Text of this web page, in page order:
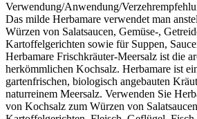
Verwendung/Anwendung/
Das milde Herbamare verwendet man
Würzen von Salatsaucen, Gemüse-,
Kartoffelgerichten sowie für Suppen,
Herbamare Frischkräuter-Meersalz ist die
herkömmlichen Kochsalz. Herbamare ist
gartenfrischen, biologisch angebauten
naturreinem Meersalz. Verwenden Sie
von Kochsalz zum Würzen von